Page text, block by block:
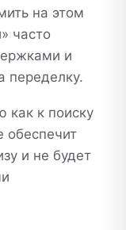
на этом
часто
и
переделку.
как к поиску
обеспечит
и не будет